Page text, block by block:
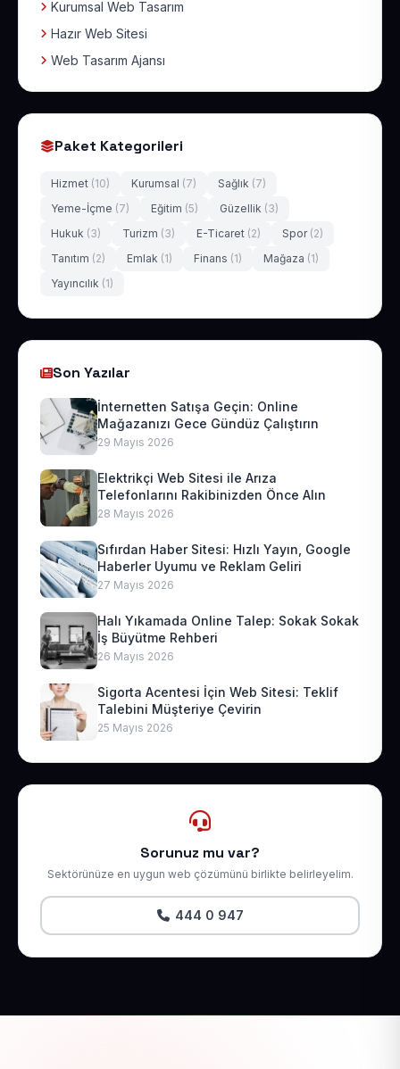
Kurumsal Web Tasarım
Hazır Web Sitesi
Web Tasarım Ajansı
Paket Kategorileri
Hizmet (10) Kurumsal (7) Sağlık (7)
Yeme-İçme (7) Eğitim (5) Güzellik (3)
Hukuk (3) Turizm (3) E-Ticaret (2) Spor (2)
Tanıtım (2) Emlak (1) Finans (1) Mağaza (1)
Yayıncılık (1)
Son Yazılar
İnternetten Satışa Geçin: Online
Mağazanızı Gece Gündüz Çalıştırın
29 Mayıs 2026
Elektrikçi Web Sitesi ile Arıza
Telefonlarını Rakibinizden Önce Alın
28 Mayıs 2026
Sıfırdan Haber Sitesi: Hızlı Yayın, Google
Haberler Uyumu ve Reklam Geliri
27 Mayıs 2026
Halı Yıkamada Online Talep: Sokak Sokak
İş Büyütme Rehberi
26 Mayıs 2026
Sigorta Acentesi İçin Web Sitesi: Teklif
Talebini Müşteriye Çevirin
25 Mayıs 2026
Sorunuz mu var?
Sektörünüze en uygun web çözümünü birlikte belirleyelim.
444 0 947